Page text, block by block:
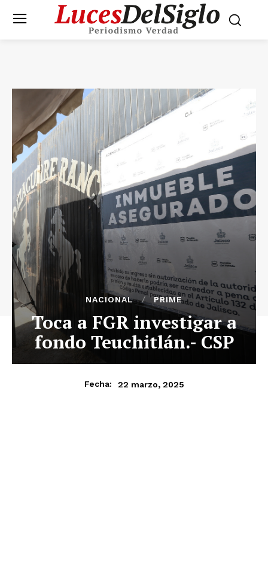
NACIONAL PRIME
Toca a FGR investigar a
fondo Teuchitlán.- CSP
Fecha: 22 marzo, 2025